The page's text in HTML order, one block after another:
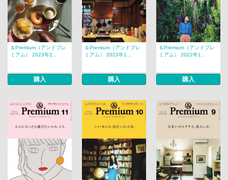
＆Premium（アンドプレ
ミアム） 2023年2...
購入
＆Premium（アンドプレ
ミアム） 2023年1...
購入
＆Premium（アンドプレ
ミアム） 2022年1...
購入